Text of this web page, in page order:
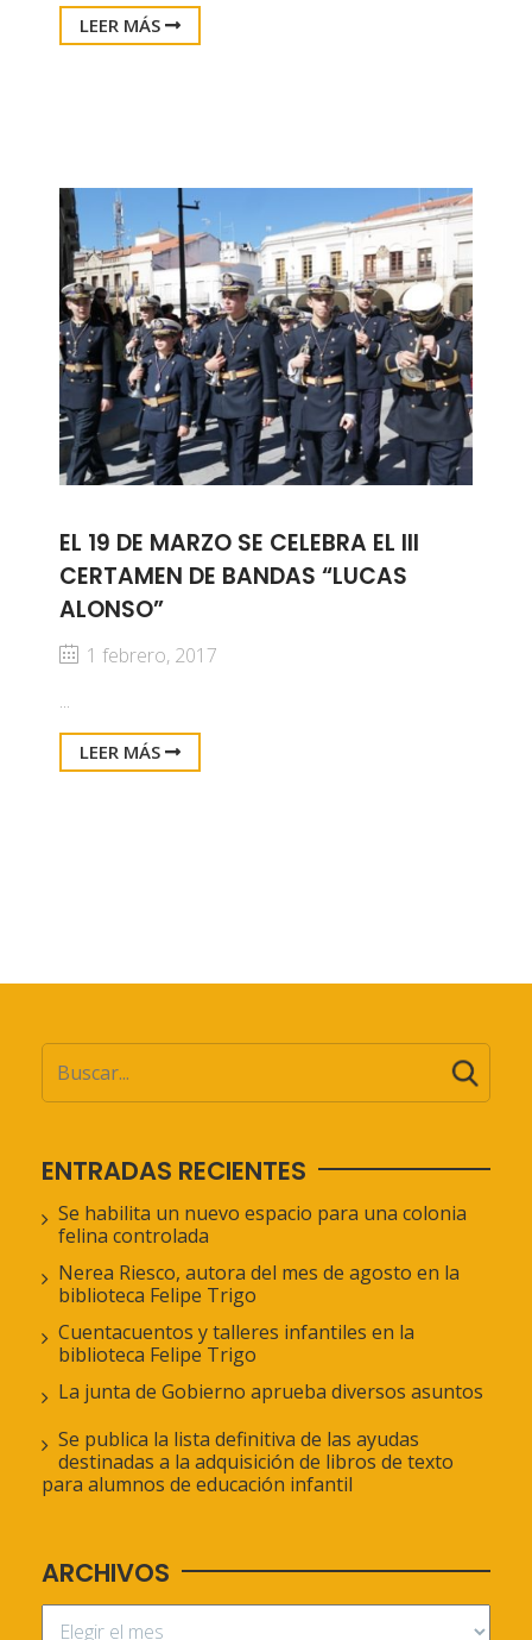
LEER MÁS
EL 19 DE MARZO SE CELEBRA EL III
CERTAMEN DE BANDAS “LUCAS
ALONSO”
1 febrero, 2017
...
LEER MÁS
ENTRADAS RECIENTES
Se habilita un nuevo espacio para una colonia
felina controlada
Nerea Riesco, autora del mes de agosto en la
biblioteca Felipe Trigo
Cuentacuentos y talleres infantiles en la
biblioteca Felipe Trigo
La junta de Gobierno aprueba diversos asuntos
Se publica la lista definitiva de las ayudas
destinadas a la adquisición de libros de texto
para alumnos de educación infantil
ARCHIVOS